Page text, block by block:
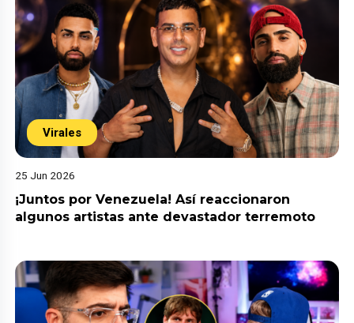
Virales
25 Jun 2026
¡Juntos por Venezuela! Así reaccionaron
algunos artistas ante devastador terremoto